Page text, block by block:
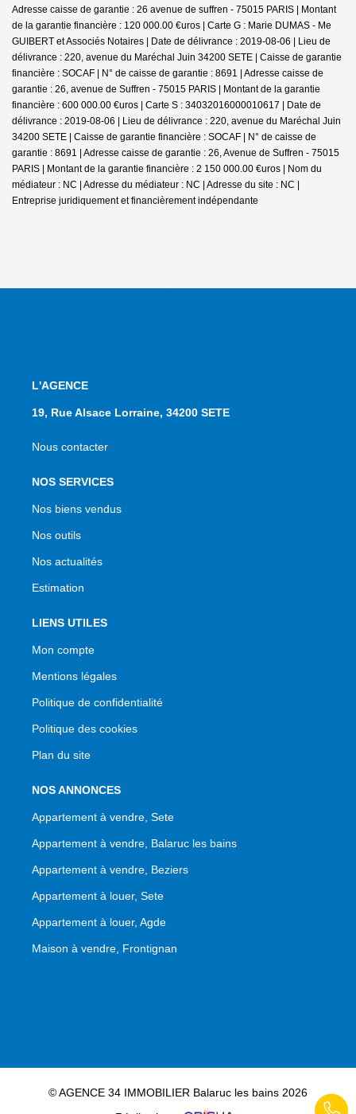
Adresse caisse de garantie : 26 avenue de suffren - 75015 PARIS | Montant
de la garantie financière : 120 000.00 €uros | Carte G : Marie DUMAS - Me
GUIBERT et Associés Notaires | Date de délivrance : 2019-08-06 | Lieu de
délivrance : 220, avenue du Maréchal Juin 34200 SETE | Caisse de garantie
financière : SOCAF | N° de caisse de garantie : 8691 | Adresse caisse de
garantie : 26, avenue de Suffren - 75015 PARIS | Montant de la garantie
financière : 600 000.00 €uros | Carte S : 34032016000010617 | Date de
délivrance : 2019-08-06 | Lieu de délivrance : 220, avenue du Maréchal Juin
34200 SETE | Caisse de garantie financière : SOCAF | N° de caisse de
garantie : 8691 | Adresse caisse de garantie : 26, Avenue de Suffren - 75015
PARIS | Montant de la garantie financière : 2 150 000.00 €uros | Nom du
médiateur : NC | Adresse du médiateur : NC | Adresse du site : NC |
Entreprise juridiquement et financièrement indépendante
L'AGENCE
19, Rue Alsace Lorraine, 34200 SETE
Nous contacter
NOS SERVICES
Nos biens vendus
Nos outils
Nos actualités
Estimation
LIENS UTILES
Mon compte
Mentions légales
Politique de confidentialité
Politique des cookies
Plan du site
NOS ANNONCES
Appartement à vendre, Sete
Appartement à vendre, Balaruc les bains
Appartement à vendre, Beziers
Appartement à louer, Sete
Appartement à louer, Agde
Maison à vendre, Frontignan
© AGENCE 34 IMMOBILIER Balaruc les bains 2026